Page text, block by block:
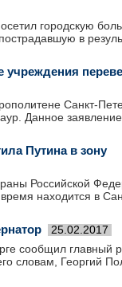
городскую
в
учреждения
Санкт-
Данное
Путина в зону
Российской
находится в
25.02.2017
сообщил главный
словам, Георгий